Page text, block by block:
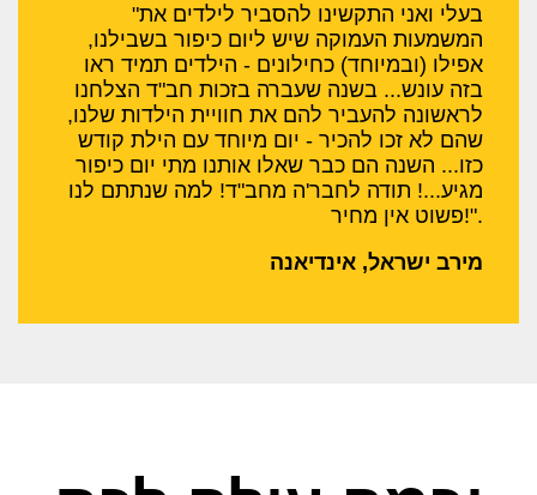
"בעלי ואני התקשינו להסביר לילדים את
המשמעות העמוקה שיש ליום כיפור בשבילנו,
אפילו (ובמיוחד) כחילונים - הילדים תמיד ראו
בזה עונש... בשנה שעברה בזכות חב"ד הצלחנו
לראשונה להעביר להם את חוויית הילדות שלנו,
שהם לא זכו להכיר - יום מיוחד עם הילת קודש
כזו... השנה הם כבר שאלו אותנו מתי יום כיפור
מגיע...! תודה לחבר'ה מחב"ד! למה שנתתם לנו
פשוט אין מחיר!".
מירב ישראל, אינדיאנה